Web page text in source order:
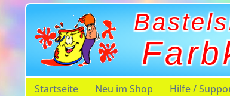
Startseite Neu im Shop Hilfe /